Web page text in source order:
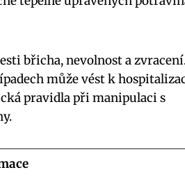
břicha, nevolnost a
může vést k
pravidla při manipulaci s